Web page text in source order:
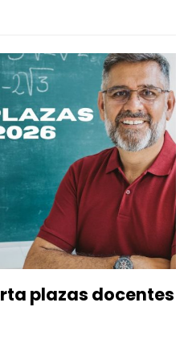
plazas docentes